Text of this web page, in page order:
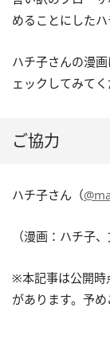
めることにした
ハチ子さんの漫
ェックしてみてく
ご協力
ハチ子さん（
（漫画：ハチ子
※本記事は公開時
があります。予め